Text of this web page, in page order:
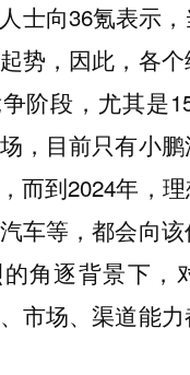
士向36氪表示
势，因此，各
阶段，尤其是
，目前只有小
而到2024年，
车等，都会向
角逐背景下，
市场、渠道能